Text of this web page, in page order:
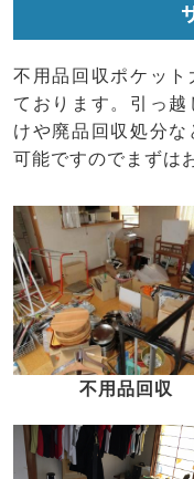
不用品回収ポケット
ております。引っ
けや廃品回収処分
可能ですのでまずは
不用品回収